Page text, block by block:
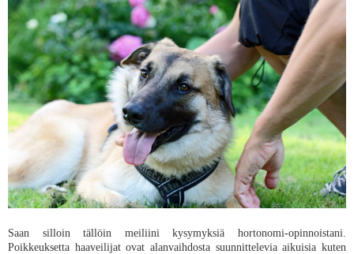
Saan silloin tällöin meiliini kysymyksiä hortonomi-opinnoistani.
Poikkeuksetta haaveilijat ovat alanvaihdosta suunnittelevia aikuisia kuten